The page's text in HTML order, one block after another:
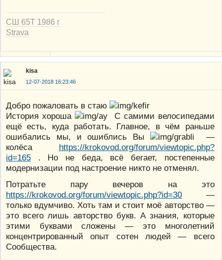
СШ 65Т 1986 г
Strava
kisa
12-07-2018 16:23:46
Добро пожаловать в стаю
История хороша
С самими велосипедами
ещё есть, куда работать. Главное, в чём раньше
ошибались мы, и ошиблись Вы
—
колёса https://krokovod.org/forum/viewtopic.php?
id=165 . Но не беда, всё бегает, постепенные
модернизации под настроение никто не отменял.
Потратьте пару вечеров на это
https://krokovod.org/forum/viewtopic.php?id=30 —
только вдумчиво. Хоть там и стоит моё авторство —
это всего лишь авторство букв. А знания, которые
этими буквами сложены — это многолетний
концентрированный опыт сотен людей — всего
Сообщества.